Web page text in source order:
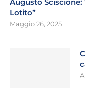
Augusto
Lotito”
Maggio 26, 2025